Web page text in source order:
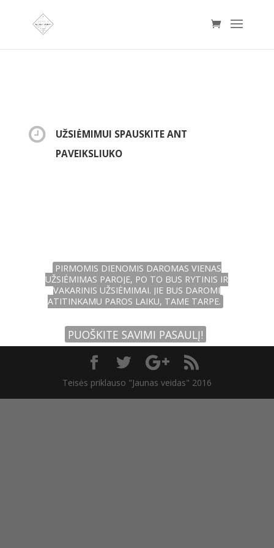
UŽSIĖMIMUI SPAUSKITE ANT
PAVEIKSLIUKO
PIRMOMIS DIENOMIS DAROMAS VIENAS
UŽSIĖMIMAS PAROJE, PO TO BUS RYTINIS IR
VAKARINIS UŽSIĖMIMAI. JIE BUS DAROMI
ATITINKAMU PAROS LAIKU, TAME TARPE.
PUOŠKITE SAVIMI PASAULĮ!
Teisės priklauso "Jaunas veidas" 2016